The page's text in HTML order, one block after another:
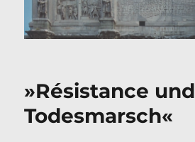
»Résistance und
Todesmarsch«